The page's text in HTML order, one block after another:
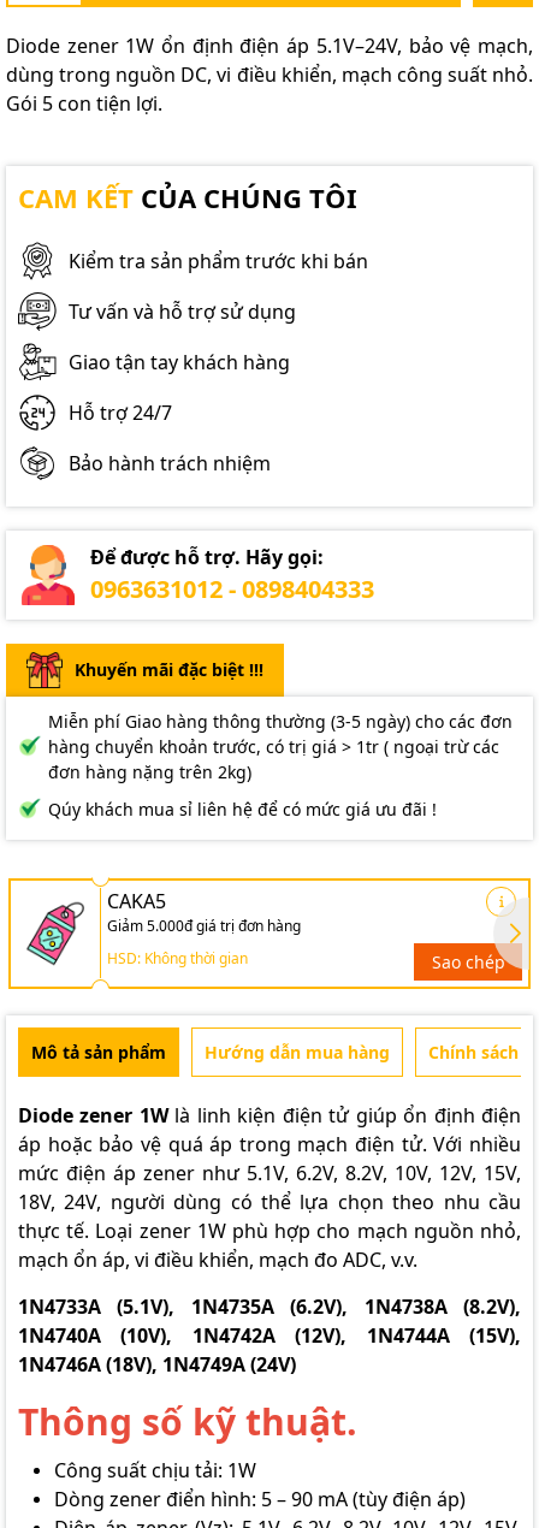
Diode zener 1W ổn định điện áp 5.1V–24V, bảo vệ mạch,
dùng trong nguồn DC, vi điều khiển, mạch công suất nhỏ.
Gói 5 con tiện lợi.
CAM KẾT CỦA CHÚNG TÔI
Kiểm tra sản phẩm trước khi bán
Tư vấn và hỗ trợ sử dụng
Giao tận tay khách hàng
Hỗ trợ 24/7
Bảo hành trách nhiệm
Để được hỗ trợ. Hãy gọi:
0963631012 - 0898404333
Khuyến mãi đặc biệt !!!
Miễn phí Giao hàng thông thường (3-5 ngày) cho các đơn
hàng chuyển khoản trước, có trị giá > 1tr ( ngoại trừ các
đơn hàng nặng trên 2kg)
Qúy khách mua sỉ liên hệ để có mức giá ưu đãi !
CAKA5
Giảm 5.000đ giá trị đơn hàng
HSD: Không thời gian
Sao chép
Mô tả sản phẩm Hướng dẫn mua hàng Chính sách
Diode zener 1Wlà linh kiện điện tử giúp ổn định điện
áp hoặc bảo vệ quá áp trong mạch điện tử. Với nhiều
mức điện áp zener như 5.1V, 6.2V, 8.2V, 10V, 12V, 15V,
18V, 24V, người dùng có thể lựa chọn theo nhu cầu
thực tế. Loại zener 1W phù hợp cho mạch nguồn nhỏ,
mạch ổn áp, vi điều khiển, mạch đo ADC, v.v.
1N4733A (5.1V), 1N4735A (6.2V), 1N4738A (8.2V),
1N4740A (10V), 1N4742A (12V), 1N4744A (15V),
1N4746A (18V), 1N4749A (24V)
Thông số kỹ thuật.
Công suất chịu tải: 1W
Dòng zener điển hình: 5 – 90 mA (tùy điện áp)